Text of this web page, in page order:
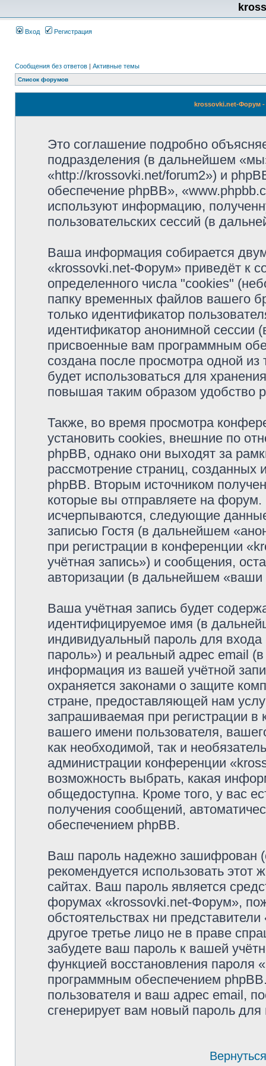
Вход Регистрация
Сообщения без ответов | Активные темы
Список форумов
krossovki.net-Форум
Это соглашение подробно
подразделения (в дальнейшем
«http://krossovki.net/forum2») и
обеспечение phpBB»,
используют информацию,
пользовательских сессий (в
Ваша информация собирается
«krossovki.net-Форум» приведёт к
определенного числа "cookies"
папку временных файлов вашего
только идентификатор
идентификатор анонимной сессии
присвоенные вам программным
создана после просмотра одной
будет использоваться для
повышая таким образом удобство
Также, во время просмотра
установить cookies, внешние по
phpBB, однако они выходят за
рассмотрение страниц,
phpBB. Вторым источником
которые вы отправляете на
исчерпываются, следующие
записью Гостя (в дальнейшем
при регистрации в конференции
учётная запись») и сообщения,
авторизации (в дальнейшем
Ваша учётная запись будет
идентифицируемое имя (в
индивидуальный пароль для
пароль») и реальный адрес email
информация из вашей учётной
охраняется законами о защите
стране, предоставляющей нам
запрашиваемая при регистрации
вашего имени пользователя,
как необходимой, так и
администрации конференции
возможность выбрать, какая
общедоступна. Кроме того, у вас
получения сообщений,
обеспечением phpBB.
Ваш пароль надежно зашифрован
рекомендуется использовать этот
сайтах. Ваш пароль является
форумах «krossovki.net-Форум»,
обстоятельствах ни
другое третье лицо не в праве
забудете ваш пароль к вашей
функцией восстановления пароля
программным обеспечением
пользователя и ваш адрес email,
сгенерирует вам новый пароль